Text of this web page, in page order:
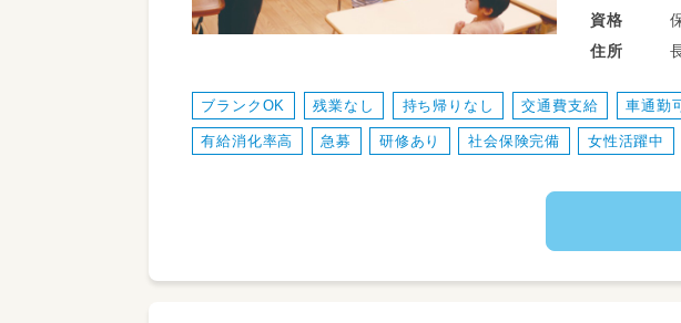
資格
住所
長
ブランクOK 残業なし 持ち帰りなし 交通費支給 車通勤
有給消化率高 急募 研修あり 社会保険完備 女性活躍中